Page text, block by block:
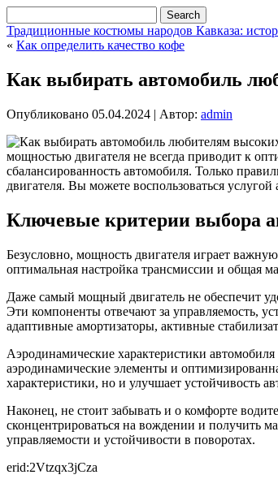
Традиционные костюмы народов Кавказа:
« Как определить качество кофе
Как выбирать автомобиль
Опубликовано 05.04.2024 | Автор: admin
мощностью двигателя не всегда приводит к
сбалансированность автомобиля. Только
двигателя. Вы можете воспользоваться услугой
Ключевые критерии выбора
Безусловно, мощность двигателя играет
оптимальная настройка трансмиссии и общая
Даже самый мощный двигатель не обеспечит
Эти компоненты отвечают за управляемость,
адаптивные амортизаторы, активные
Аэродинамические характеристики
аэродинамические элементы и
характеристики, но и улучшает устойчивость
Наконец, не стоит забывать и о комфорте
сконцентрироваться на вождении и получить
управляемости и устойчивости в поворотах.
erid:2Vtzqx3jCza